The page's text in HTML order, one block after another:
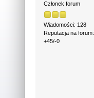
Członek forum
Wiadomości: 128
Reputacja na forum:
+45/-0